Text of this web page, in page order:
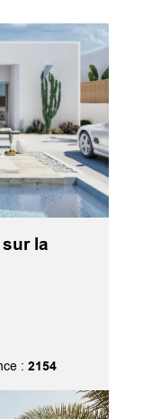
la
:2154